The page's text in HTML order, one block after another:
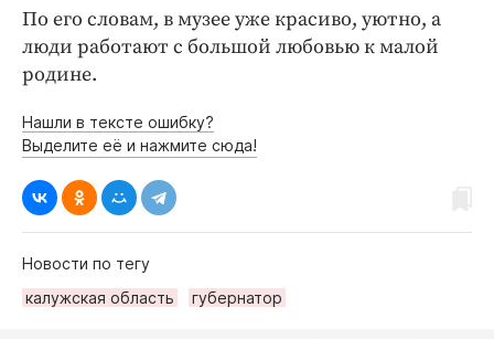
По его словам, в музее уже красиво, уютно, а
люди работают с большой любовью к малой
родине.
Нашли в тексте ошибку?
Выделите её и нажмите сюда!
Новости по тегу
калужская область
губернатор